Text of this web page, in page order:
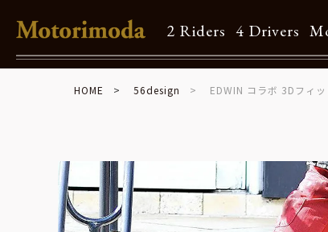
2 Riders 4 Drivers
Shop Info
店舗一覧
Brand
HOME 56design EDWIN コラボ 3Dフィ